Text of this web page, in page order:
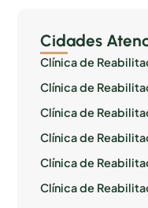
Cidades
Clínica de
Clínica de
Clínica de
Clínica de
Clínica de
Clínica de